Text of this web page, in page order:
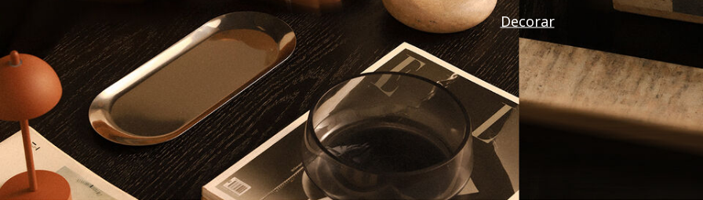
Decorar